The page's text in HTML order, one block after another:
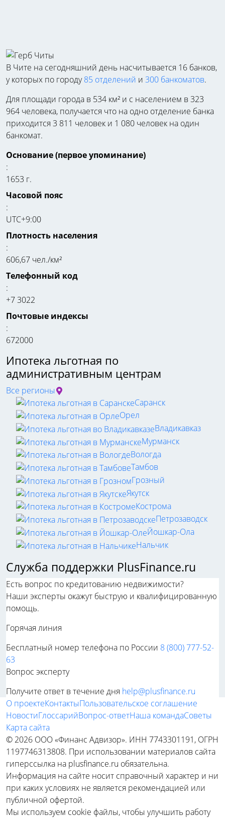
В Чите на сегодняшний день насчитывается 16 банков,
у которых по городу85 отделений и 300 банкоматов.
Для площади города в 534 км² и с населением в 323
964 человека, получается что на одно отделение банка
приходится 3 811 человек и 1 080 человек на один
банкомат.
Основание (первое упоминание)
:
1653 г.
Часовой пояс
:
UTC+9:00
Плотность населения
:
606,67 чел./км²
Телефонный код
:
+7 3022
Почтовые индексы
:
672000
Ипотека льготная по
административным центрам
Все регионы
Саранск
Орел
Владикавказ
Мурманск
Вологда
Тамбов
Грозный
Якутск
Кострома
Петрозаводск
Йошкар-Ола
Нальчик
Служба поддержки PlusFinance.ru
Есть вопрос по кредитованию недвижимости?
Наши эксперты окажут быструю и квалифицированную
помощь.
Горячая линия
Бесплатный номер телефона по России 8 (800) 777-52-
63
Вопрос эксперту
Получите ответ в течение дня help@plusfinance.ru
О проектеКонтактыПользовательское соглашение
НовостиГлоссарийВопрос-ответНаша командаСоветы
Карта сайта
© 2026 ООО «Финанс Адвизор». ИНН 7743301191, ОГРН
1197746313808. При использовании материалов сайта
гиперссылка на plusfinance.ru обязательна.
Информация на сайте носит справочный характер и ни
при каких условиях не является рекомендацией или
публичной офертой.
Мы используем cookie файлы, чтобы улучшить работу